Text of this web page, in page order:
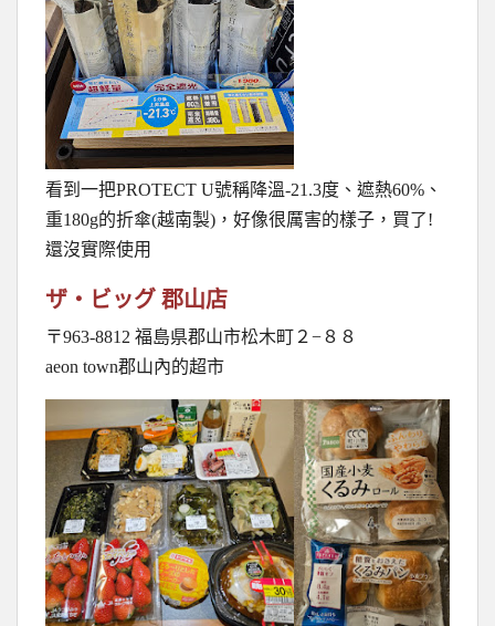
看到一把PROTECT U號稱降溫-21.3度、遮熱60%、
重180g的折傘(越南製)，好像很厲害的樣子，買了!
還沒實際使用
ザ・ビッグ 郡山店
〒963-8812 福島県郡山市松木町２−８８
aeon town郡山內的超市